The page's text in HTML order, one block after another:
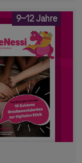
9-12 Jahre